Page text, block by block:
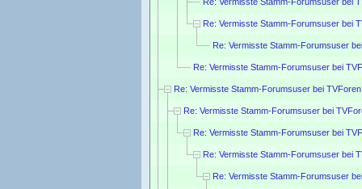
Re: Vermisste Stamm-Forumsuser bei
Re: Vermisste Stamm-Forumsuser
Re: Vermisste Stamm-Forumsuser bei
Re: Vermisste Stamm-Forumsuser bei
Re: Vermisste Stamm-Forumsuser bei
Re: Vermisste Stamm-Forumsuser bei
Re: Vermisste Stamm-Forumsuser bei
Re: Vermisste Stamm-Forumsuser